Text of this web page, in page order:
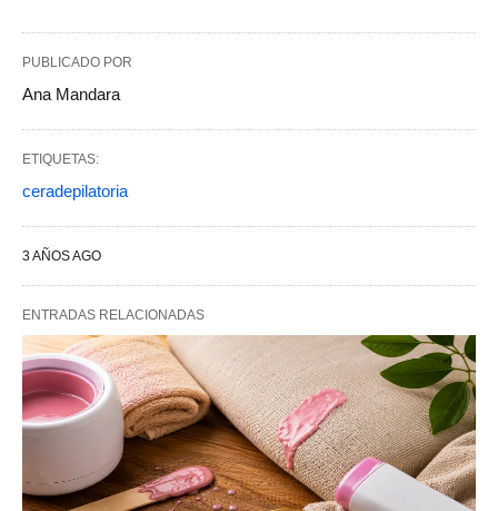
PUBLICADO POR
Ana Mandara
ETIQUETAS:
ceradepilatoria
3 AÑOS AGO
ENTRADAS RELACIONADAS